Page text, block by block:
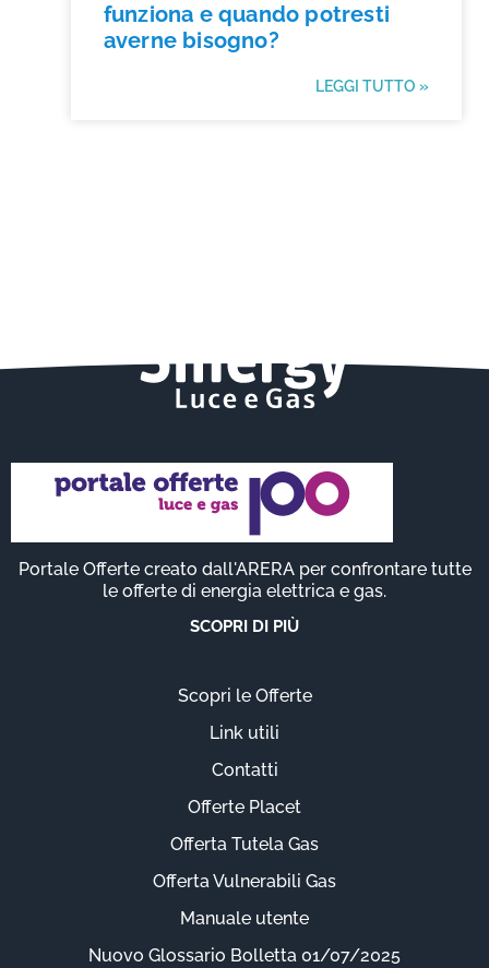
funziona e quando potresti
averne bisogno?
LEGGI TUTTO »
Portale Offerte creato dall'ARERA per confrontare tutte
le offerte di energia elettrica e gas.
SCOPRI DI PIÙ
Scopri le Offerte
Link utili
Contatti
Offerte Placet
Offerta Tutela Gas
Offerta Vulnerabili Gas
Manuale utente
Nuovo Glossario Bolletta 01/07/2025